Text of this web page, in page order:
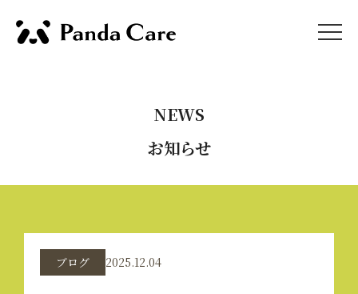
NEWS
お知らせ
ブログ 2025.12.04